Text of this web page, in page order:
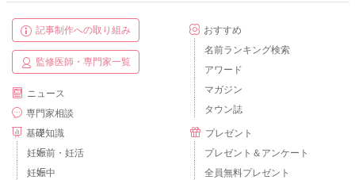
記事制作への取り組み
監修医師・専門家一覧
ニュース
専門家相談
基礎知識
妊娠前・妊活
妊娠中
おすすめ
名前ランキング検索
アワード
マガジン
タウン誌
プレゼント
プレゼント＆アンケート
全員無料プレゼント